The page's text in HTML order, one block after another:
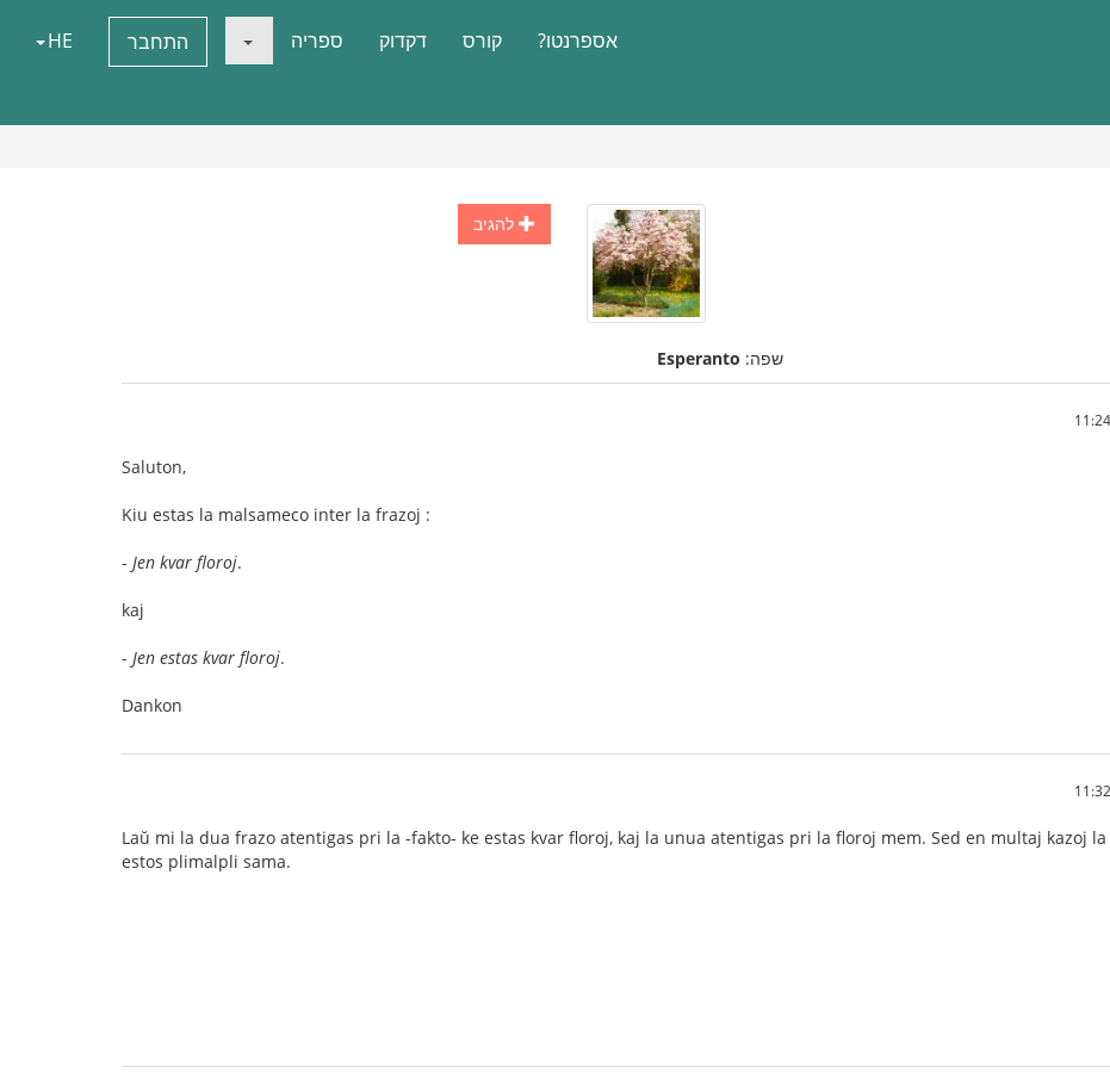
אספרנטו? קורס דקדוק ספריה התחבר HE
להגיב
שפה: Esperanto
Saluton,
Kiu estas la malsameco inter la frazoj :
- Jen kvar floroj.
kaj
- Jen estas kvar floroj.
Dankon
Laŭ mi la dua frazo atentigas pri la -fakto- ke estas kvar floroj, kaj la unua atentigas pri la floroj mem. Sed en multaj kazoj
estos plimalpli sama.